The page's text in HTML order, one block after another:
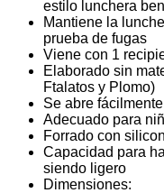
estilo lunchera
Mantiene la
prueba de fugas
Viene con 1
Elaborado sin
Ftalatos y Plomo)
Se abre
Adecuado para
Forrado con
Capacidad para
siendo ligero
Dimensiones: